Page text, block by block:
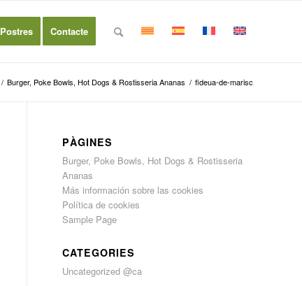
Postres Contacte
/ Burger, Poke Bowls, Hot Dogs & Rostisseria Ananas / fideua-de-marisc
PÀGINES
Burger, Poke Bowls, Hot Dogs & Rostisseria
Ananas
Más información sobre las cookies
Política de cookies
Sample Page
CATEGORIES
Uncategorized @ca